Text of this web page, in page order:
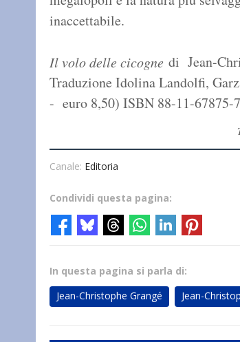
inaccettabile.
Il volo delle cicogne di Jean-
Traduzione Idolina Landolfi,
- euro 8,50) ISBN 88-11-67875-7
Canale: Editoria
Condividi questa pagina:
In questa pagina si parla di:
Jean-Christophe Grangé
Jean-